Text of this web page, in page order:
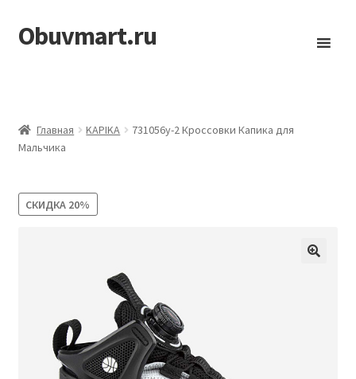
Перейти
к
Перейти
к
Obuvmart.ru
Главная KAPIKA
731056у-2 Кроссовки Капика для
Мальчика
СКИДКА 20%